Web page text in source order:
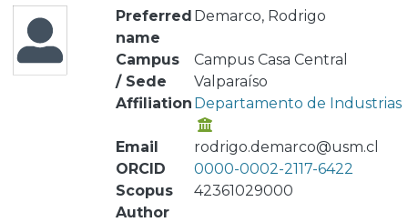
Preferred
name
Demarco, Rodrigo
Campus
/ Sede
Campus Casa Central
Valparaíso
Affiliation Departamento de Industrias
Email
rodrigo.demarco@usm.cl
ORCID
0000-0002-2117-6422
Scopus
Author
42361029000